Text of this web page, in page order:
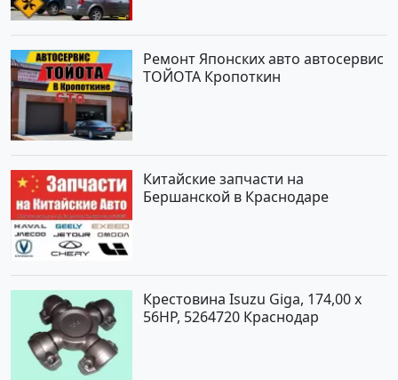
Ремонт Японских авто автосервис
ТОЙОТА Кропоткин
Китайские запчасти на
Бершанской в Краснодаре
Крестовина Isuzu Giga, 174,00 x
56HP, 5264720 Краснодар